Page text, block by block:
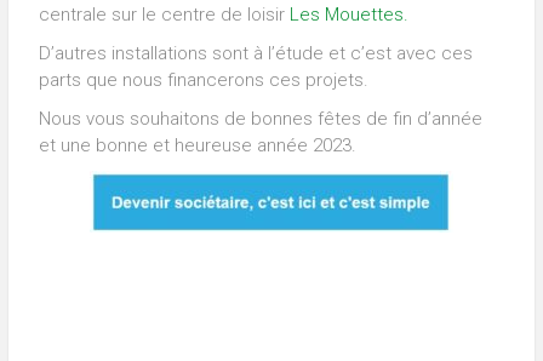
centrale sur le centre de loisir Les Mouettes.
D’autres installations sont à l’étude et c’est avec ces
parts que nous financerons ces projets.
Nous vous souhaitons de bonnes fêtes de fin d’année
et une bonne et heureuse année 2023.